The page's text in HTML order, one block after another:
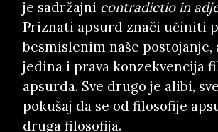
je sadržajni contradictio in
Priznati apsurd znači učiniti
besmislenim naše postojanje,
jedina i prava konzekvencija
apsurda. Sve drugo je alibi,
pokušaj da se od filosofije
druga filosofija.